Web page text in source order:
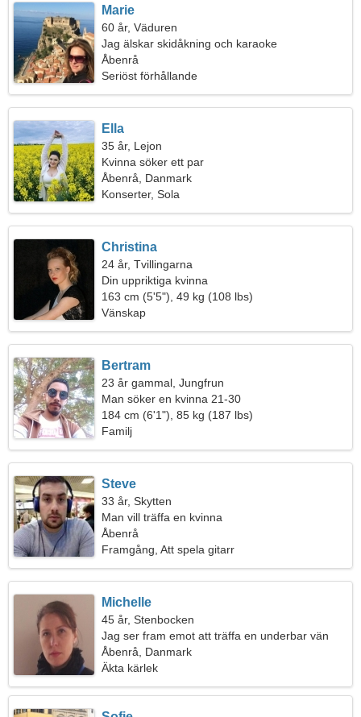
Marie
60 år, Väduren
Jag älskar skidåkning och karaoke
Åbenrå
Seriöst förhållande
Ella
35 år, Lejon
Kvinna söker ett par
Åbenrå, Danmark
Konserter, Sola
Christina
24 år, Tvillingarna
Din uppriktiga kvinna
163 cm (5'5"), 49 kg (108 lbs)
Vänskap
Bertram
23 år gammal, Jungfrun
Man söker en kvinna 21-30
184 cm (6'1"), 85 kg (187 lbs)
Familj
Steve
33 år, Skytten
Man vill träffa en kvinna
Åbenrå
Framgång, Att spela gitarr
Michelle
45 år, Stenbocken
Jag ser fram emot att träffa en underbar vän
Åbenrå, Danmark
Äkta kärlek